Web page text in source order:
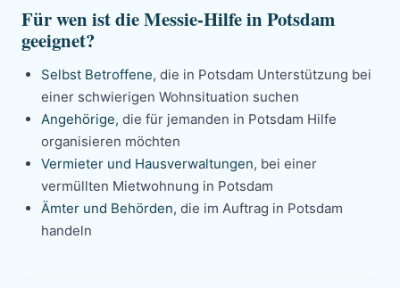
Für wen ist die Messie-Hilfe in Potsdam
geeignet?
Selbst Betroffene, die in Potsdam Unterstützung bei
einer schwierigen Wohnsituation suchen
Angehörige, die für jemanden in Potsdam Hilfe
organisieren möchten
Vermieter und Hausverwaltungen, bei einer
vermüllten Mietwohnung in Potsdam
Ämter und Behörden, die im Auftrag in Potsdam
handeln